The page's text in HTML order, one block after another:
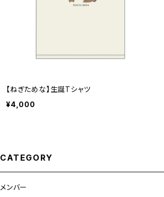
【ねぎためな】生誕Tシャツ
¥4,000
CATEGORY
メンバー